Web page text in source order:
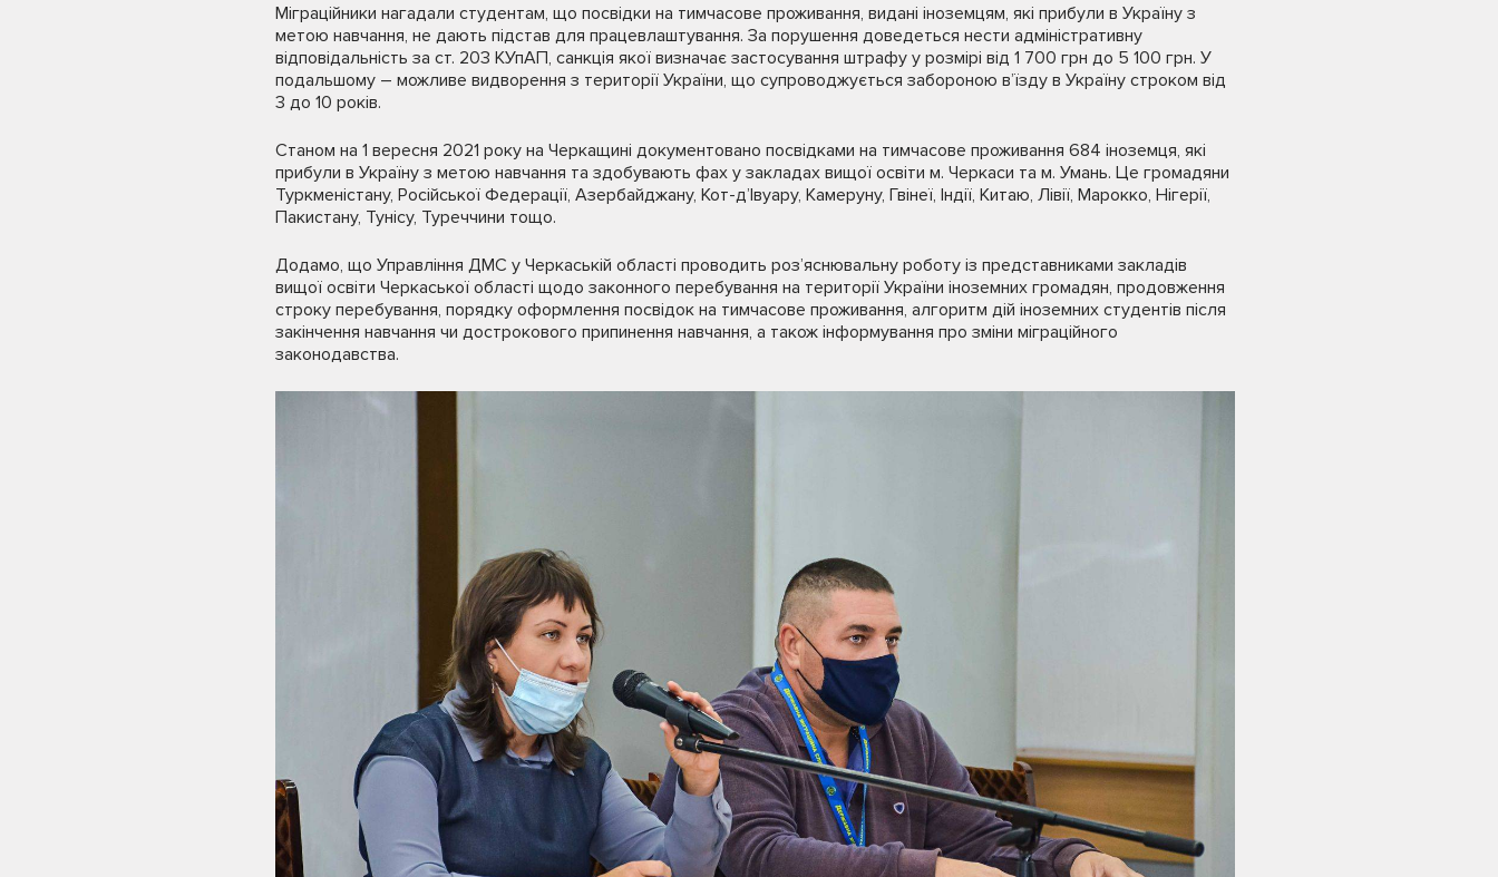
Міграційники нагадали студентам, що посвідки на тимчасове проживання, видані іноземцям, які прибули в Україну з
метою навчання, не дають підстав для працевлаштування. За порушення доведеться нести адміністративну
відповідальність за ст. 203 КУпАП, санкція якої визначає застосування штрафу у розмірі від 1 700 грн до 5 100 грн. У
подальшому – можливе видворення з території України, що супроводжується забороною в’їзду в Україну строком від
3 до 10 років.
Станом на 1 вересня 2021 року на Черкащині документовано посвідками на тимчасове проживання 684 іноземця, які
прибули в Україну з метою навчання та здобувають фах у закладах вищої освіти м. Черкаси та м. Умань. Це громадяни
Туркменістану, Російської Федерації, Азербайджану, Кот-д’Івуару, Камеруну, Гвінеї, Індії, Китаю, Лівії, Марокко, Нігерії,
Пакистану, Тунісу, Туреччини тощо.
Додамо, що Управління ДМС у Черкаській області проводить роз’яснювальну роботу із представниками закладів
вищої освіти Черкаської області щодо законного перебування на території України іноземних громадян, продовження
строку перебування, порядку оформлення посвідок на тимчасове проживання, алгоритм дій іноземних студентів після
закінчення навчання чи дострокового припинення навчання, а також інформування про зміни міграційного
законодавства.